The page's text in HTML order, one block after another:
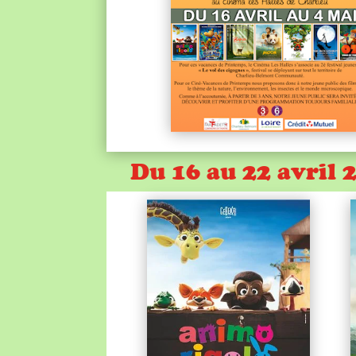
Du 16 au 22 avril